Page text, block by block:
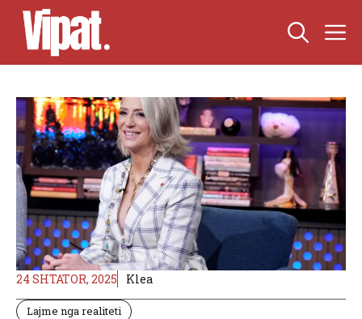
Skip
content
24 SHTATOR, 2025 Klea
Lajme nga realiteti